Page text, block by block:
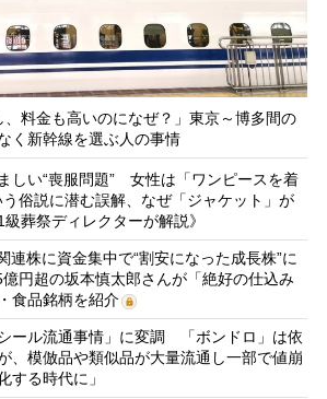
、料金も高いのになぜ？」東京～博多間の
く新幹線を選ぶ人の事情
しい“喪服問題” 女性は「ワンピースを着
俗説に潜む誤解、なぜ「ジャケット」が
葬祭ディレクターが解説》
連株に資金集中で“割安になった成長株”に
円超の坂本慎太郎さんが「絶好の仕込み
食品銘柄を紹介
ール流通事情」に変調 「ボンドロ」は依
、模倣品や類似品が大量流通し一部で値崩
る時代に」